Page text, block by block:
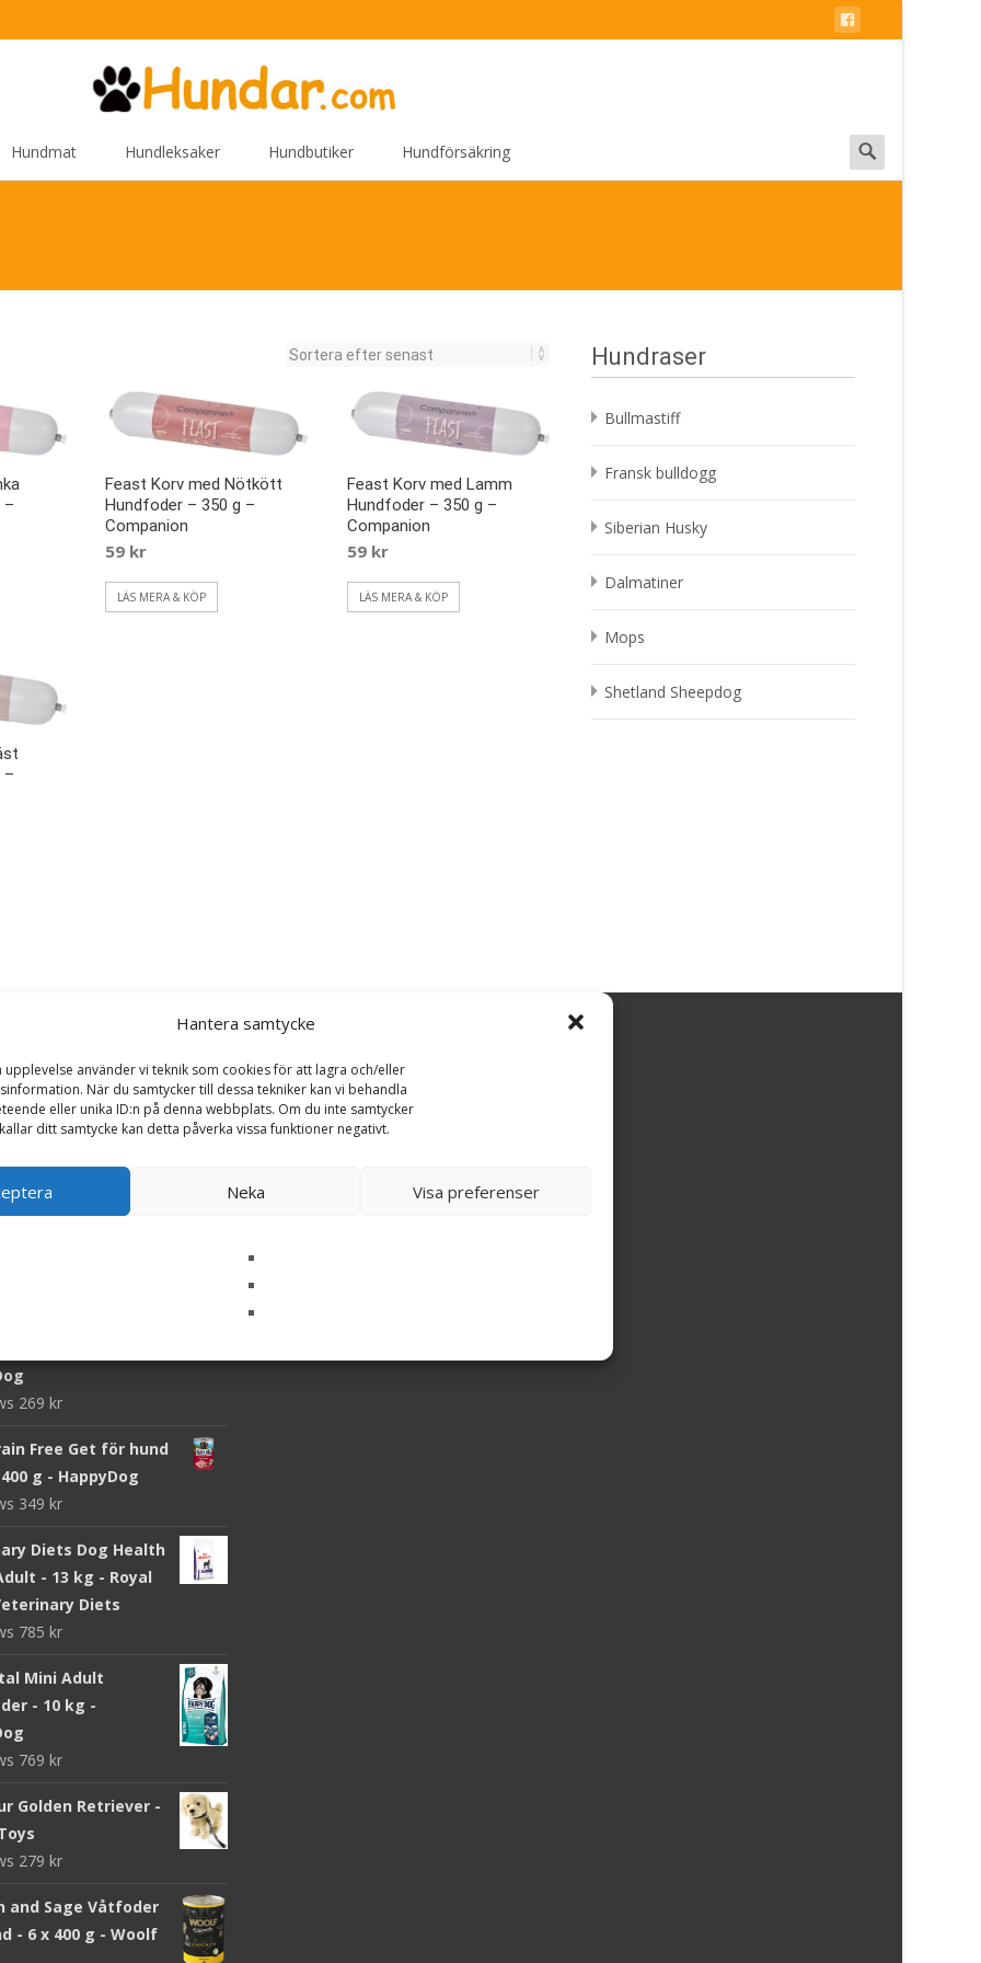
Hantera samtycke
upplevelse använder vi teknik som cookies för att lagra och/eller
När du samtycker till dessa tekniker kan vi behandla
eller unika ID:n på denna webbplats. Om du inte samtycker
ditt samtycke kan detta påverka vissa funktioner negativt.
Neka Visa preferenser
Hundmat Hundleksaker Hundbutiker Hundförsäkring
Search
for:
–
Feast Korv med Nötkött
Hundfoder – 350 g –
Companion
59 kr
LÄS MERA & KÖP
Feast Korv med Lamm
Hundfoder – 350 g –
Companion
59 kr
LÄS MERA & KÖP
–
Hundraser
Bullmastiff
Fransk bulldogg
Siberian Husky
Dalmatiner
Mops
Shetland Sheepdog
Junior - 15 kg -
Food
19/7 Hundfoder -
269 kr
Free Get för hund
g - HappyDog
349 kr
Diets Dog Health
- 13 kg - Royal
Diets
785 kr
Mini Adult
- 10 kg -
769 kr
Golden Retriever -
279 kr
and Sage Våtfoder
- 6 x 400 g - Woolf